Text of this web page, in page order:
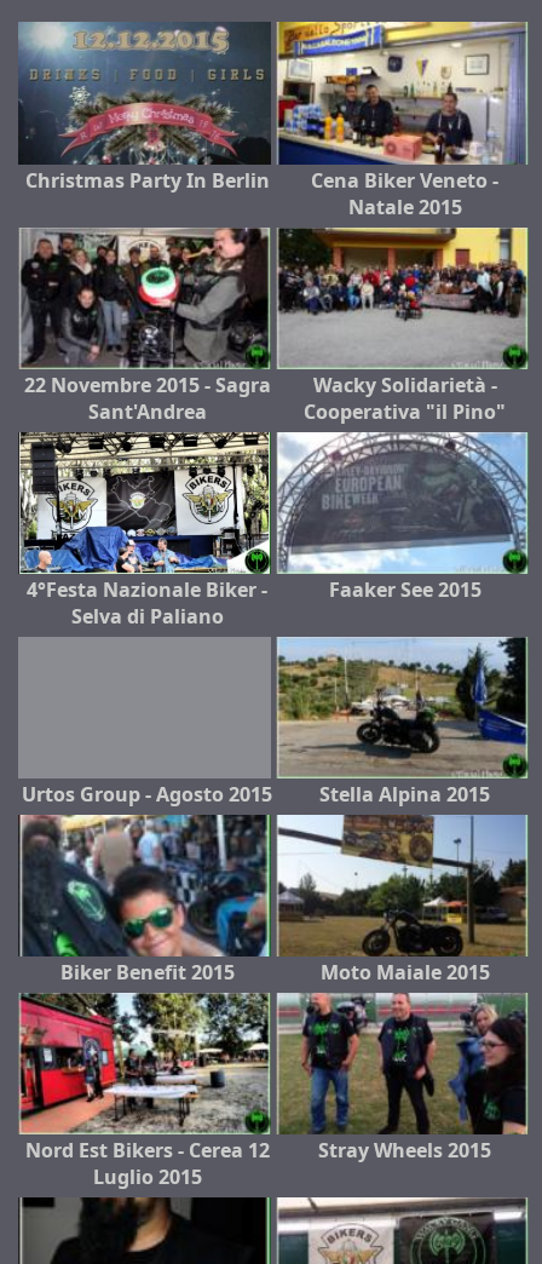
Christmas Party In Berlin
Cena Biker Veneto -
Natale 2015
22 Novembre 2015 - Sagra
Sant'Andrea
Wacky Solidarietà -
Cooperativa "il Pino"
4°Festa Nazionale Biker -
Selva di Paliano
Faaker See 2015
Urtos Group - Agosto 2015 Stella Alpina 2015
Biker Benefit 2015 Moto Maiale 2015
Nord Est Bikers - Cerea 12
Luglio 2015
Stray Wheels 2015